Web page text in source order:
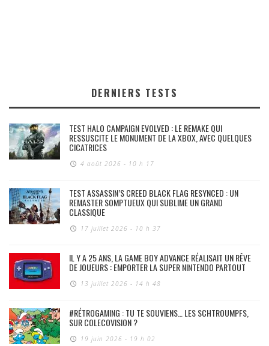
DERNIERS TESTS
TEST HALO CAMPAIGN EVOLVED : LE REMAKE QUI
RESSUSCITE LE MONUMENT DE LA XBOX, AVEC QUELQUES
CICATRICES
4 août 2026 - 10 h 17
TEST ASSASSIN’S CREED BLACK FLAG RESYNCED : UN
REMASTER SOMPTUEUX QUI SUBLIME UN GRAND
CLASSIQUE
17 juillet 2026 - 10 h 37
IL Y A 25 ANS, LA GAME BOY ADVANCE RÉALISAIT UN RÊVE
DE JOUEURS : EMPORTER LA SUPER NINTENDO PARTOUT
13 juillet 2026 - 14 h 48
#RÉTROGAMING : TU TE SOUVIENS… LES SCHTROUMPFS,
SUR COLECOVISION ?
19 juin 2026 - 19 h 02